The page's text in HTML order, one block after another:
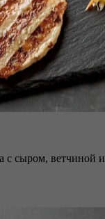
с сыром, ветчиной